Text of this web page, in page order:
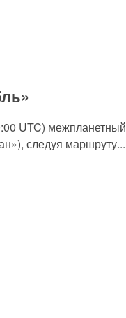
UTC)
следуя маршруту...